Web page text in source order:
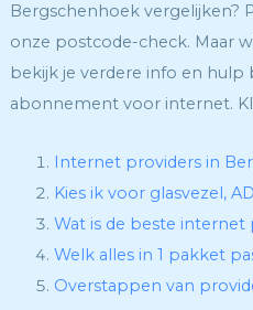
Bergschenhoek vergelijken?
onze postcode-check. Maar
bekijk je verdere info en hulp
abonnement voor internet.
Internet providers in
Kies ik voor glasvezel,
Wat is de beste
Welk alles in 1 pakket
Overstappen van